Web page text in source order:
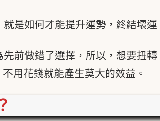
是如何才能提升運勢，終結壞運
前做錯了選擇，所以，想要扭
用花錢就能產生莫大的效益。